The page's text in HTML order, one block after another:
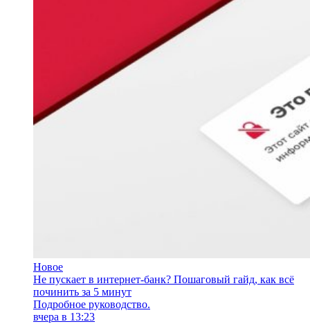
Новое
Не пускает в интернет-банк? Пошаговый гайд, как всё
починить за 5 минут
Подробное руководство.
вчера в 13:23